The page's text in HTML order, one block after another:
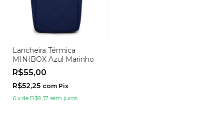
Lancheira Térmica
MINIBOX Azul Marinho
R$55,00
R$52,25 com Pix
6 x de R$9,17 sem juros